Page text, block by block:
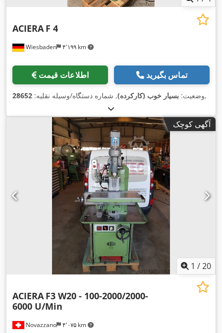
Wiesbaden ۴٬۱۹۹ km
ACIERA F 4
اطلاعات قیمت تماس بگیرید
وضعیت: بسیار خوب (کارکرده), شماره دستگاه/وسیله نقلیه: 28652 ,
آگهی کوچک
1 /20
Novazzano ۴٬۰۷۵ km
ACIERA F3 W20 - 100-2000/2000-
6000 U/Min